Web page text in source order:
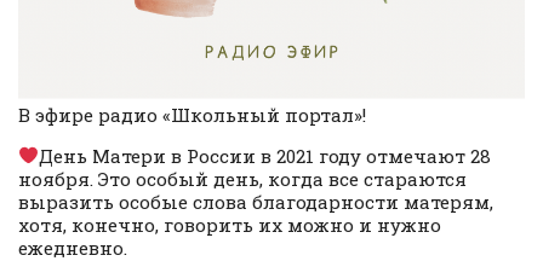
В эфире радио «Школьный портал»!
День Матери в России в 2021 году отмечают 28
ноября. Это особый день, когда все стараются
выразить особые слова благодарности матерям,
хотя, конечно, говорить их можно и нужно
ежедневно.